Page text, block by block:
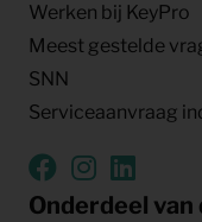
Werken bij KeyPro
Meest gestelde
SNN
Serviceaanvraag
Onderdeel van